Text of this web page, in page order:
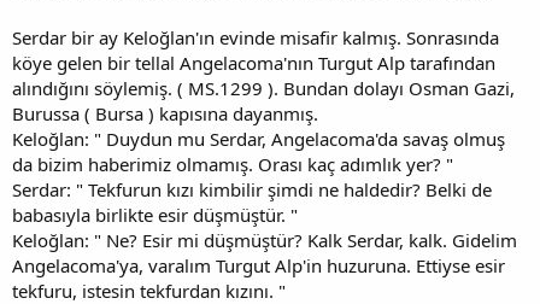
Serdar bir ay Keloğlan'ın evinde misafir kalmış. Sonrasında
köye gelen bir tellal Angelacoma'nın Turgut Alp tarafından
alındığını söylemiş. ( MS.1299 ). Bundan dolayı Osman Gazi,
Burussa ( Bursa ) kapısına dayanmış.
Keloğlan: " Duydun mu Serdar, Angelacoma'da savaş olmuş
da bizim haberimiz olmamış. Orası kaç adımlık yer? "
Serdar: " Tekfurun kızı kimbilir şimdi ne haldedir? Belki de
babasıyla birlikte esir düşmüştür. "
Keloğlan: " Ne? Esir mi düşmüştür? Kalk Serdar, kalk. Gidelim
Angelacoma'ya, varalım Turgut Alp'in huzuruna. Ettiyse esir
tekfuru, istesin tekfurdan kızını. "